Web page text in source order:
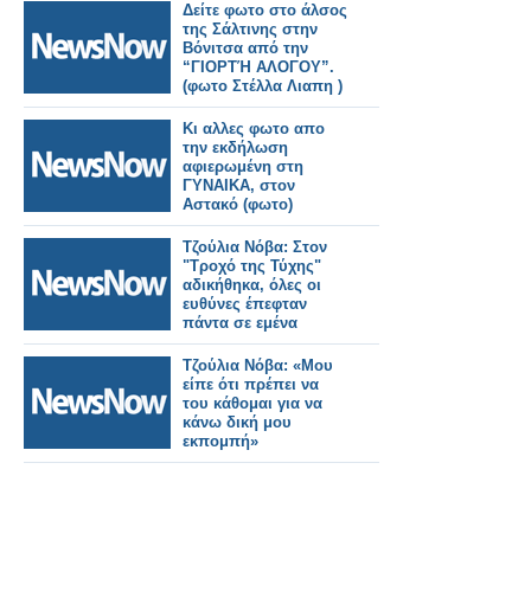
Δείτε φωτο στο άλσος
της Σάλτινης στην
Βόνιτσα από την
“ΓΙΟΡΤΉ ΑΛΟΓΟΥ”.
(φωτο Στέλλα Λιαπη )
Κι αλλες φωτο απο
την εκδήλωση
αφιερωμένη στη
ΓΥΝΑΙΚΑ, στον
Αστακό (φωτο)
Τζούλια Νόβα: Στον
"Τροχό της Τύχης"
αδικήθηκα, όλες οι
ευθύνες έπεφταν
πάντα σε εμένα
Τζούλια Νόβα: «Μου
είπε ότι πρέπει να
του κάθομαι για να
κάνω δική μου
εκπομπή»